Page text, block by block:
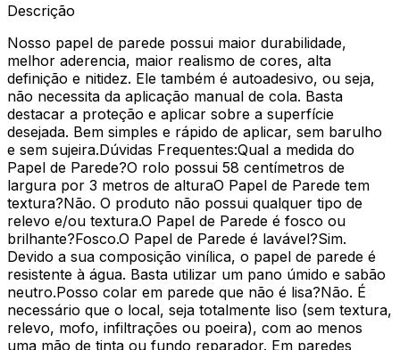
Descrição
Nosso papel de parede possui maior durabilidade,
melhor aderencia, maior realismo de cores, alta
definição e nitidez. Ele também é autoadesivo, ou seja,
não necessita da aplicação manual de cola. Basta
destacar a proteção e aplicar sobre a superfície
desejada. Bem simples e rápido de aplicar, sem barulho
e sem sujeira.Dúvidas Frequentes:Qual a medida do
Papel de Parede?O rolo possui 58 centímetros de
largura por 3 metros de alturaO Papel de Parede tem
textura?Não. O produto não possui qualquer tipo de
relevo e/ou textura.O Papel de Parede é fosco ou
brilhante?Fosco.O Papel de Parede é lavável?Sim.
Devido a sua composição vinílica, o papel de parede é
resistente à água. Basta utilizar um pano úmido e sabão
neutro.Posso colar em parede que não é lisa?Não. É
necessário que o local, seja totalmente liso (sem textura,
relevo, mofo, infiltrações ou poeira), com ao menos
uma mão de tinta ou fundo reparador. Em paredes